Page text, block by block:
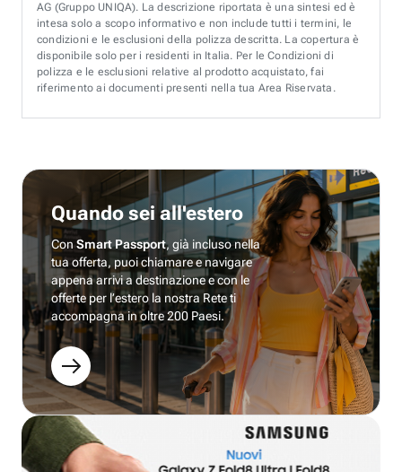
AG (Gruppo UNIQA). La descrizione riportata è una sintesi ed è
intesa solo a scopo informativo e non include tutti i termini, le
condizioni e le esclusioni della polizza descritta. La copertura è
disponibile solo per i residenti in Italia. Per le Condizioni di
polizza e le esclusioni relative al prodotto acquistato, fai
riferimento ai documenti presenti nella tua Area Riservata.
Quando sei all'estero
ConSmart Passport, già incluso nella
tua offerta, puoi chiamare e navigare
appena arrivi a destinazione e con le
offerte per l’estero la nostra Rete ti
accompagna in oltre 200 Paesi.